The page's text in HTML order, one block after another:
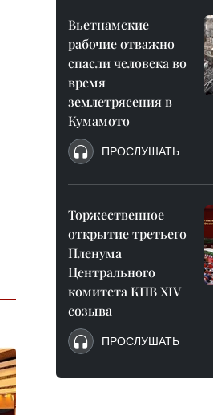
Вьетнамские
рабочие отважно
спасли человека во
время
землетрясения в
Кумамото
ПРОСЛУШАТЬ
Торжественное
открытие третьего
Пленума
Центрального
комитета КПВ XIV
созыва
ПРОСЛУШАТЬ